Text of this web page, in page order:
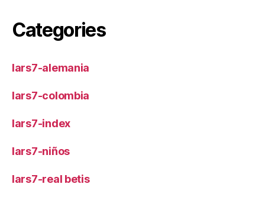
Categories
lars7-alemania
lars7-colombia
lars7-index
lars7-niños
lars7-real betis